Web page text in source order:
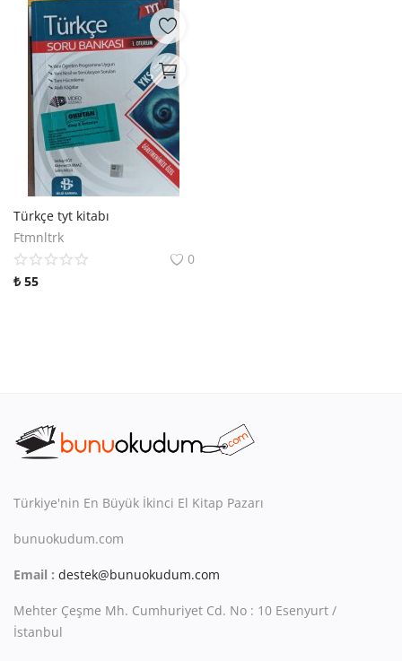
Türkçe tyt kitabı
Ftmnltrk
0
₺ 55
Türkiye'nin En Büyük İkinci El Kitap Pazarı
bunuokudum.com
Email : destek@bunuokudum.com
Mehter Çeşme Mh. Cumhuriyet Cd. No : 10 Esenyurt /
İstanbul